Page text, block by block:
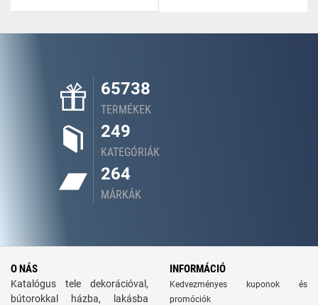
65738
TERMÉKEK
249
KATEGÓRIÁK
264
MÁRKÁK
O NÁS
Katalógus tele dekorációval,
bútorokkal házba, lakásba
INFORMÁCIÓ
Kedvezményes kuponok és
promóciók